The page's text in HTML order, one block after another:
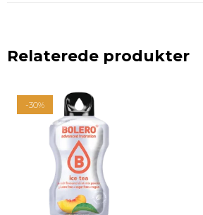
Relaterede produkter
-30%